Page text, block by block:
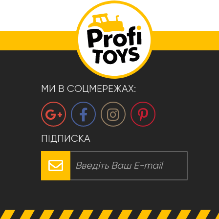
МИ В СОЦМЕРЕЖАХ:
ПІДПИСКА